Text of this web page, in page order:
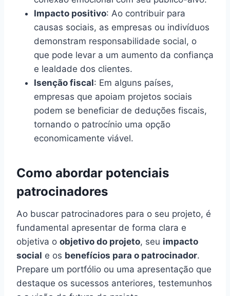
Impacto positivo: Ao contribuir para
causas sociais, as empresas ou indivíduos
demonstram responsabilidade social, o
que pode levar a um aumento da confiança
e lealdade dos clientes.
Isenção fiscal: Em alguns países,
empresas que apoiam projetos sociais
podem se beneficiar de deduções fiscais,
tornando o patrocínio uma opção
economicamente viável.
Como abordar potenciais
patrocinadores
Ao buscar patrocinadores para o seu projeto, é
fundamental apresentar de forma clara e
objetiva o objetivo do projeto, seu impacto
social e os benefícios para o patrocinador.
Prepare um portfólio ou uma apresentação que
destaque os sucessos anteriores, testemunhos